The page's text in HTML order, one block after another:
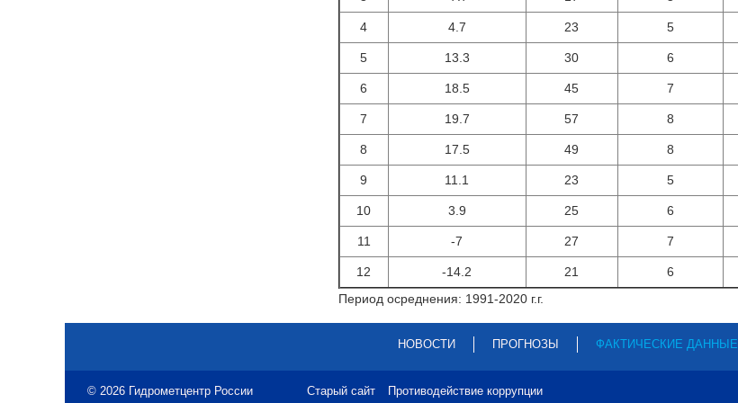
4 4.7 23 5
5 13.3 30 6
6 18.5 45 7
7 19.7 57 8
8 17.5 49 8
9 11.1 23 5
10 3.9 25 6
11 -7 27 7
12 -14.2 21 6
Период осреднения: 1991-2020 г.г.
НОВОСТИ ПРОГНОЗЫ ФАКТИЧЕСКИЕ ДАННЫЕ
© 2026 Гидрометцентр России Старый сайт Противодействие коррупции